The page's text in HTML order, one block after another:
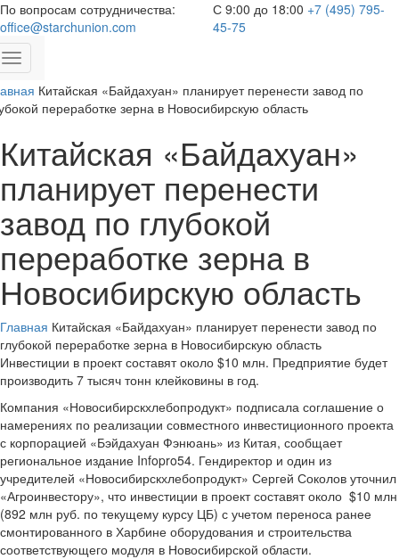
По вопросам сотрудничества:
office@starchunion.com
С 9:00 до 18:00 +7 (495) 795-
45-75
Toggle
navigation
Китайская «Байдахуан» планирует перенести завод по
переработке зерна в Новосибирскую область
Китайская «Байдахуан»
планирует перенести
завод по глубокой
переработке зерна в
Новосибирскую область
Главная Китайская «Байдахуан» планирует перенести завод по
глубокой переработке зерна в Новосибирскую область
Инвестиции в проект составят около $10 млн. Предприятие будет
производить 7 тысяч тонн клейковины в год.
Компания «Новосибирскхлебопродукт» подписала соглашение о
намерениях по реализации совместного инвестиционного проекта
с корпорацией «Бэйдахуан Фэнюань» из Китая, сообщает
региональное издание Infopro54. Гендиректор и один из
учредителей «Новосибирскхлебопродукт» Сергей Соколов уточнил
«Агроинвестору», что инвестиции в проект составят около $10 млн
(892 млн руб. по текущему курсу ЦБ) с учетом переноса ранее
смонтированного в Харбине оборудования и строительства
соответствующего модуля в Новосибирской области.